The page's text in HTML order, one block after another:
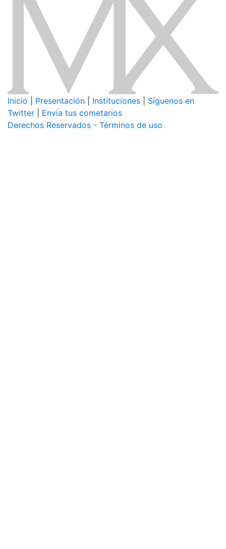
Inicio Presentación Instituciones
Síguenos en
Twitter
Envía tus cometarios
Derechos Reservados - Términos de uso